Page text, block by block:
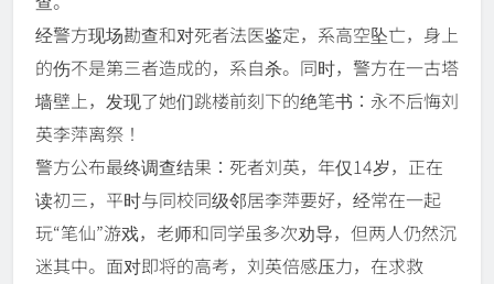
经警方现场勘查和对死者法医鉴定，系高空坠亡，身上
的伤不是第三者造成的，系自杀。同时，警方在一古塔
墙壁上，发现了她们跳楼前刻下的绝笔书：永不后悔刘
英李萍离祭！
警方公布最终调查结果：死者刘英，年仅14岁，正在
读初三，平时与同校同级邻居李萍要好，经常在一起
玩“笔仙”游戏，老师和同学虽多次劝导，但两人仍然沉
迷其中。面对即将的高考，刘英倍感压力，在求救